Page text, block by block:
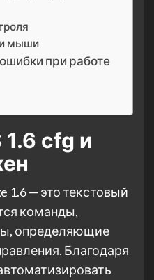
мыши
при работе
1.6 cfg и
1.6 — это текстовый
команды,
определяющие
Благодаря